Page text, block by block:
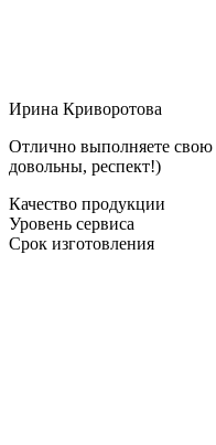
Ирина Криворотова
Отлично выполняете свою
довольны, респект!)
Качество продукции
Уровень сервиса
Срок изготовления